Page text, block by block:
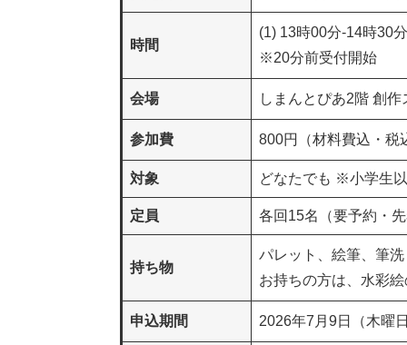
時間
(1) 13時00分-14時30
※20分前受付開始
会場 しまんとぴあ2階 創作
参加費 800円（材料費込・税
対象 どなたでも ※小学生
定員​ 各回15名（要予約・
持ち物
パレット、絵筆、筆
お持ちの方は、水彩
申込期間 2026年7月9日（木曜